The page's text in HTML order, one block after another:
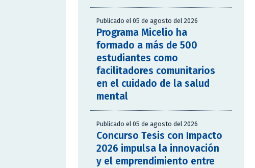
Publicado el 05 de agosto del 2026
Programa Micelio ha
formado a más de 500
estudiantes como
facilitadores comunitarios
en el cuidado de la salud
mental
Publicado el 05 de agosto del 2026
Concurso Tesis con Impacto
2026 impulsa la innovación
y el emprendimiento entre